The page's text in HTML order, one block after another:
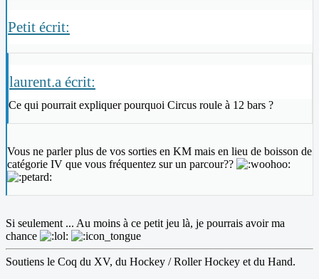
Petit écrit:
laurent.a écrit:
Ce qui pourrait expliquer pourquoi Circus roule à 12 bars ?
Vous ne parler plus de vos sorties en KM mais en lieu de boisson de
catégorie IV que vous fréquentez sur un parcour??
Si seulement ... Au moins à ce petit jeu là, je pourrais avoir ma
chance
Soutiens le Coq du XV, du Hockey / Roller Hockey et du Hand.